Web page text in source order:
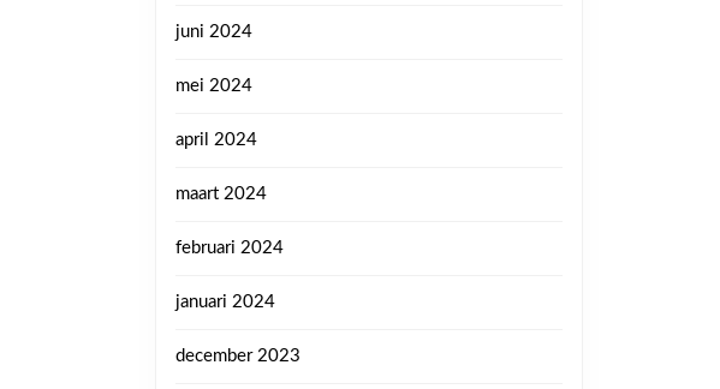
juni 2024
mei 2024
april 2024
maart 2024
februari 2024
januari 2024
december 2023